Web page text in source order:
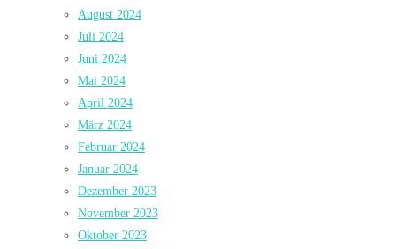
August 2024
Juli 2024
Juni 2024
Mai 2024
April 2024
März 2024
Februar 2024
Januar 2024
Dezember 2023
November 2023
Oktober 2023